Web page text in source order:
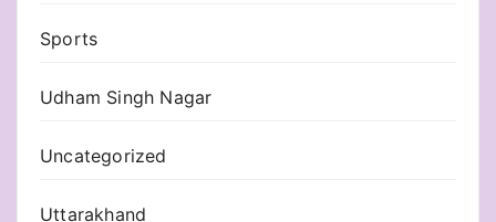
Sports
Udham Singh Nagar
Uncategorized
Uttarakhand